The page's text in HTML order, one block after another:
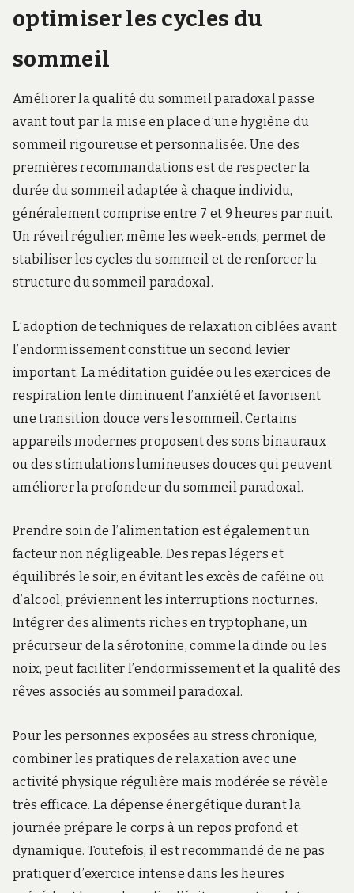
optimiser les cycles du
sommeil
Améliorer la qualité du sommeil paradoxal passe
avant tout par la mise en place d’une hygiène du
sommeil rigoureuse et personnalisée. Une des
premières recommandations est de respecter la
durée du sommeil adaptée à chaque individu,
généralement comprise entre 7 et 9 heures par nuit.
Un réveil régulier, même les week-ends, permet de
stabiliser les cycles du sommeil et de renforcer la
structure du sommeil paradoxal.
L’adoption de techniques de relaxation ciblées avant
l’endormissement constitue un second levier
important. La méditation guidée ou les exercices de
respiration lente diminuent l’anxiété et favorisent
une transition douce vers le sommeil. Certains
appareils modernes proposent des sons binauraux
ou des stimulations lumineuses douces qui peuvent
améliorer la profondeur du sommeil paradoxal.
Prendre soin de l’alimentation est également un
facteur non négligeable. Des repas légers et
équilibrés le soir, en évitant les excès de caféine ou
d’alcool, préviennent les interruptions nocturnes.
Intégrer des aliments riches en tryptophane, un
précurseur de la sérotonine, comme la dinde ou les
noix, peut faciliter l’endormissement et la qualité des
rêves associés au sommeil paradoxal.
Pour les personnes exposées au stress chronique,
combiner les pratiques de relaxation avec une
activité physique régulière mais modérée se révèle
très efficace. La dépense énergétique durant la
journée prépare le corps à un repos profond et
dynamique. Toutefois, il est recommandé de ne pas
pratiquer d’exercice intense dans les heures